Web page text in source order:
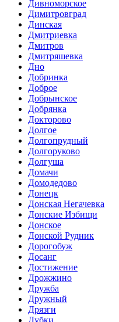
Дивноморское
Димитровград
Динская
Дмитриевка
Дмитров
Дмитряшевка
Дно
Добринка
Доброе
Добрынское
Добрянка
Докторово
Долгое
Долгопрудный
Долгоруково
Долгуша
Домачи
Домодедово
Донецк
Донская Негачевка
Донские Избищи
Донское
Донской Рудник
Дорогобуж
Досанг
Достижение
Дрожжино
Дружба
Дружный
Дрязги
Дубки